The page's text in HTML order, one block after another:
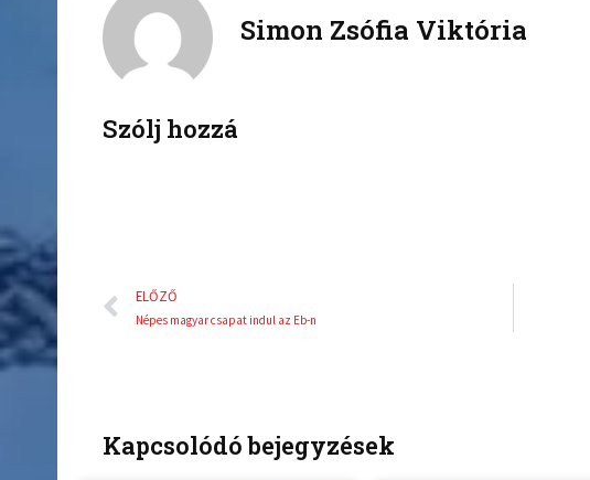
b
t
t
Simon Zsófia Viktória
Szólj hozzá
Előző
ELŐZŐ
Népes magyar csapat indul az Eb-n
Kapcsolódó bejegyzések